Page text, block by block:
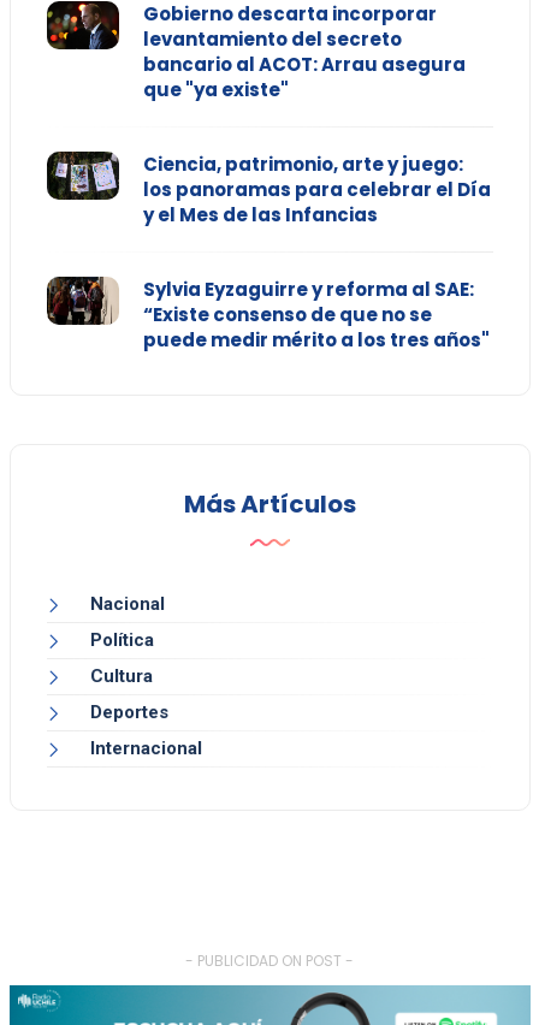
Gobierno descarta incorporar
levantamiento del secreto
bancario al ACOT: Arrau asegura
que "ya existe"
Ciencia, patrimonio, arte y juego:
los panoramas para celebrar el Día
y el Mes de las Infancias
Sylvia Eyzaguirre y reforma al SAE:
“Existe consenso de que no se
puede medir mérito a los tres años"
Más Artículos
Nacional
Política
Cultura
Deportes
Internacional
- PUBLICIDAD ON POST -